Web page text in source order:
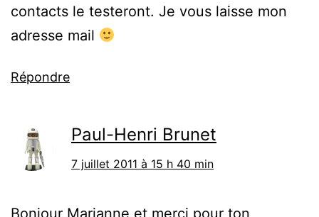
contacts le testeront. Je vous laisse mon
adresse mail
Répondre
Paul-Henri Brunet
7 juillet 2011 à 15 h 40 min
Bonjour Marianne et merci pour ton